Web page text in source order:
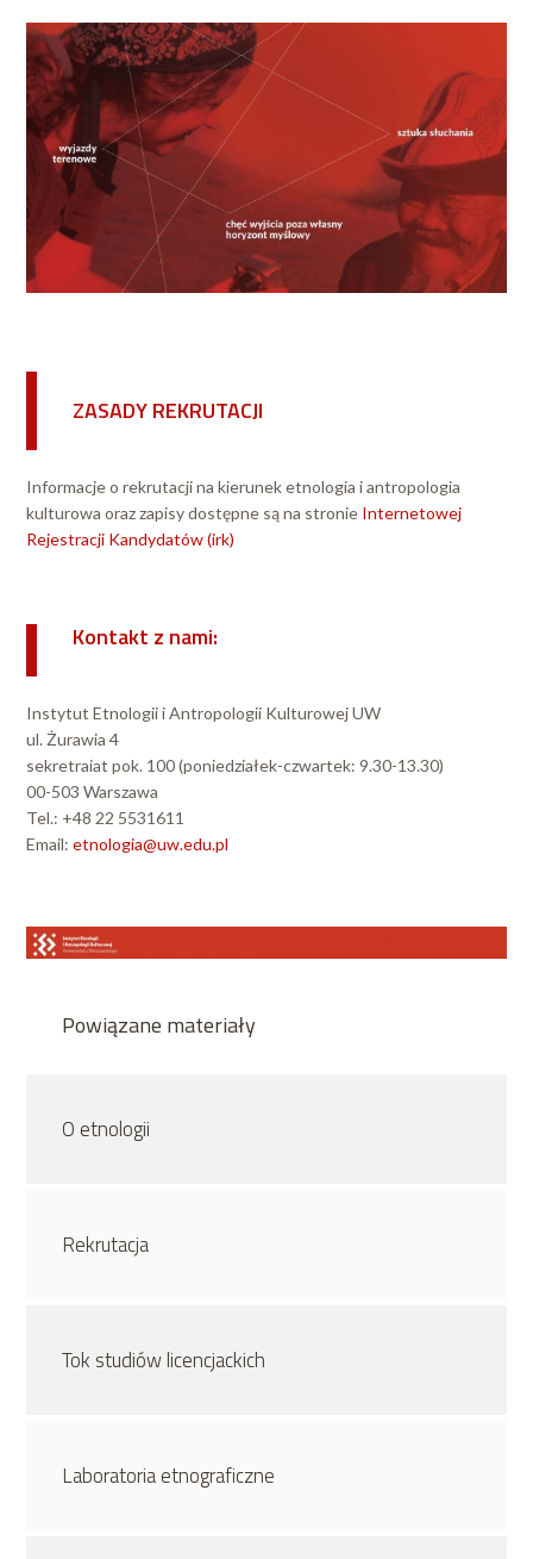
ZASADY REKRUTACJI
Informacje o rekrutacji na kierunek etnologia i antropologia
kulturowa oraz zapisy dostępne są na stronie Internetowej
Rejestracji Kandydatów (irk)
Kontakt z nami:
Instytut Etnologii i Antropologii Kulturowej UW
ul. Żurawia 4
sekretraiat pok. 100 (poniedziałek-czwartek: 9.30-13.30)
00-503 Warszawa
Tel.: +48 22 5531611
Email: etnologia@uw.edu.pl
Powiązane materiały
O etnologii
Rekrutacja
Tok studiów licencjackich
Laboratoria etnograficzne